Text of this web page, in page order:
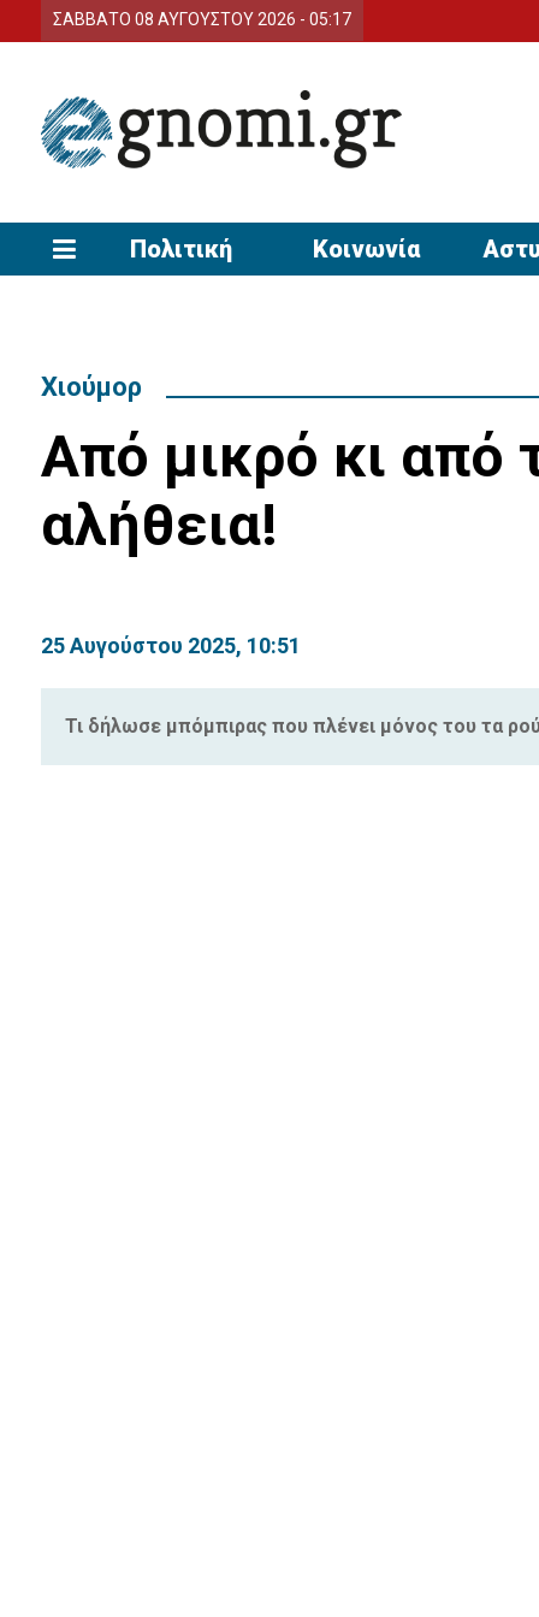
ΣΑΒΒΑΤΟ 08 ΑΥΓΟΥΣΤΟΥ 2026 - 05:17
Πολιτική Κοινωνία
Χιούμορ
Από μικρό κι από
αλήθεια!
25 Αυγούστου 2025, 10:51
Τι δήλωσε μπόμπιρας που πλένει μόνος του τα